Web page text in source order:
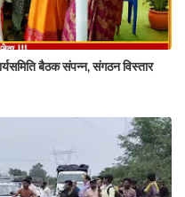
बैठक संपन्न, संगठन विस्तार